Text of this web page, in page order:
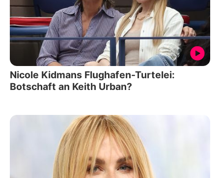
Nicole Kidmans Flughafen-Turtelei:
Botschaft an Keith Urban?